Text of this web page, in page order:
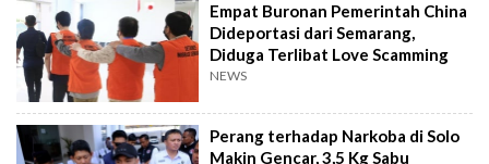
Empat Buronan Pemerintah China
Dideportasi dari Semarang,
Diduga Terlibat Love Scamming
NEWS
Perang terhadap Narkoba di Solo
Makin Gencar, 3,5 Kg Sabu